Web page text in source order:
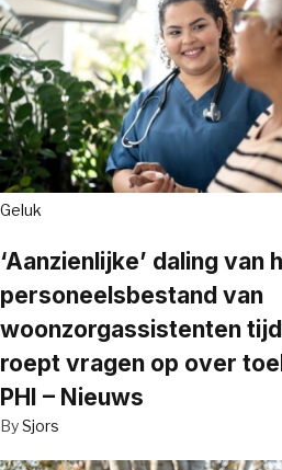
Geluk
‘Aanzienlijke’ daling van
personeelsbestand van
woonzorgassistenten
roept vragen op over
PHI – Nieuws
BySjors